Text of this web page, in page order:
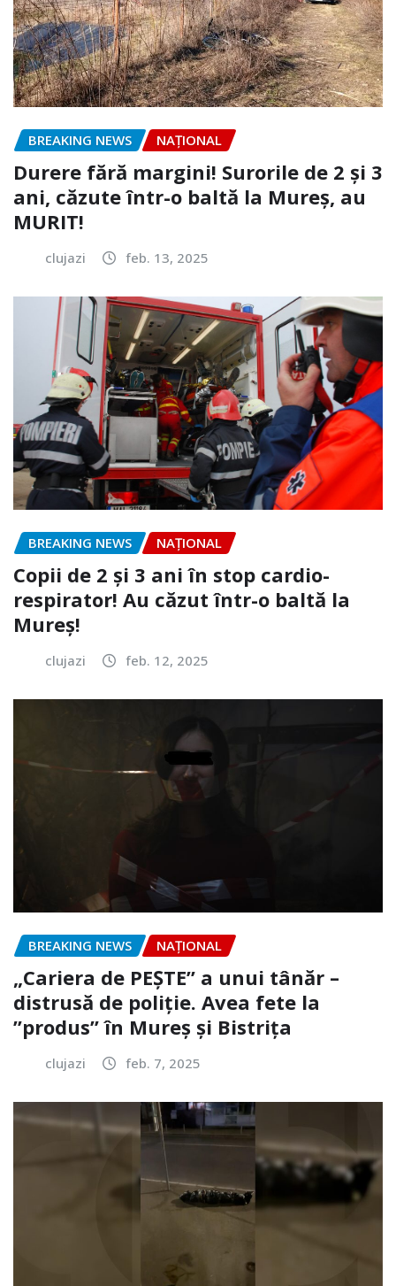
BREAKING NEWS NAŢIONAL
Durere fără margini! Surorile de 2 și 3
ani, căzute într-o baltă la Mureș, au
MURIT!
clujazi feb. 13, 2025
BREAKING NEWS NAŢIONAL
Copii de 2 și 3 ani în stop cardio-
respirator! Au căzut într-o baltă la
Mureș!
clujazi feb. 12, 2025
BREAKING NEWS NAŢIONAL
„Cariera de PEȘTE” a unui tânăr –
distrusă de poliție. Avea fete la
”produs” în Mureș și Bistrița
clujazi feb. 7, 2025